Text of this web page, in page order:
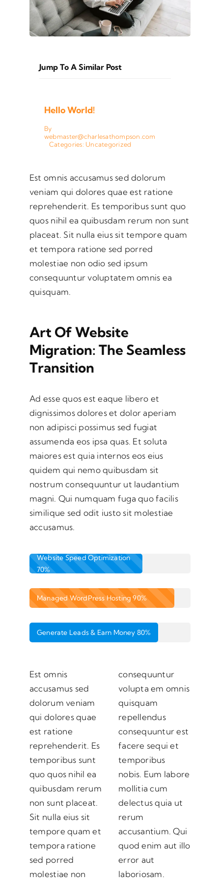
Jump To A Similar Post
Hello World!
By
webmaster@charlesathompson.com
Categories: Uncategorized
Est omnis accusamus sed dolorum
veniam qui dolores quae est ratione
reprehenderit. Es temporibus sunt quo
quos nihil ea quibusdam rerum non sunt
placeat. Sit nulla eius sit tempore quam
et tempora ratione sed porred
molestiae non odio sed ipsum
consequuntur voluptatem omnis ea
quisquam.
Art Of Website
Migration: The Seamless
Transition
Ad esse quos est eaque libero et
dignissimos dolores et dolor aperiam
non adipisci possimus sed fugiat
assumenda eos ipsa quas. Et soluta
maiores est quia internos eos eius
quidem qui nemo quibusdam sit
nostrum consequuntur ut laudantium
magni. Qui numquam fuga quo facilis
similique sed odit iusto sit molestiae
accusamus.
Website Speed Optimization
70%
Managed WordPress Hosting 90%
Generate Leads & Earn Money 80%
Est omnis
accusamus sed
dolorum veniam
qui dolores quae
est ratione
reprehenderit. Es
temporibus sunt
quo quos nihil ea
quibusdam rerum
non sunt placeat.
Sit nulla eius sit
tempore quam et
tempora ratione
sed porred
molestiae non
consequuntur
volupta em omnis
quisquam
repellendus
consequuntur est
facere sequi et
temporibus
nobis. Eum labore
mollitia cum
delectus quia ut
rerum
accusantium. Qui
quod enim aut illo
error aut
laboriosam.